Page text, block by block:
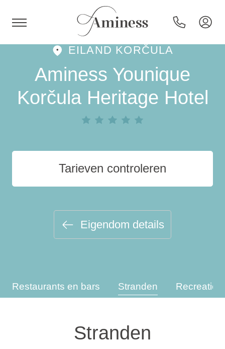
Hotels en resorts
Campings
Bestemmingen
Vakantietypes
Merken
EILAND KORČULA
Aminess Younique
Korčula Heritage Hotel
Tarieven controleren
Eigendom details
Restaurants en bars Stranden Recreatie
Stranden